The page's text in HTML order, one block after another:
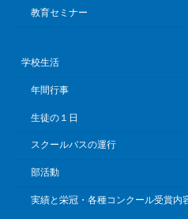
教育セミナー
学校生活
年間行事
生徒の１日
スクールバスの運行
部活動
実績と栄冠・各種コンクール受賞内